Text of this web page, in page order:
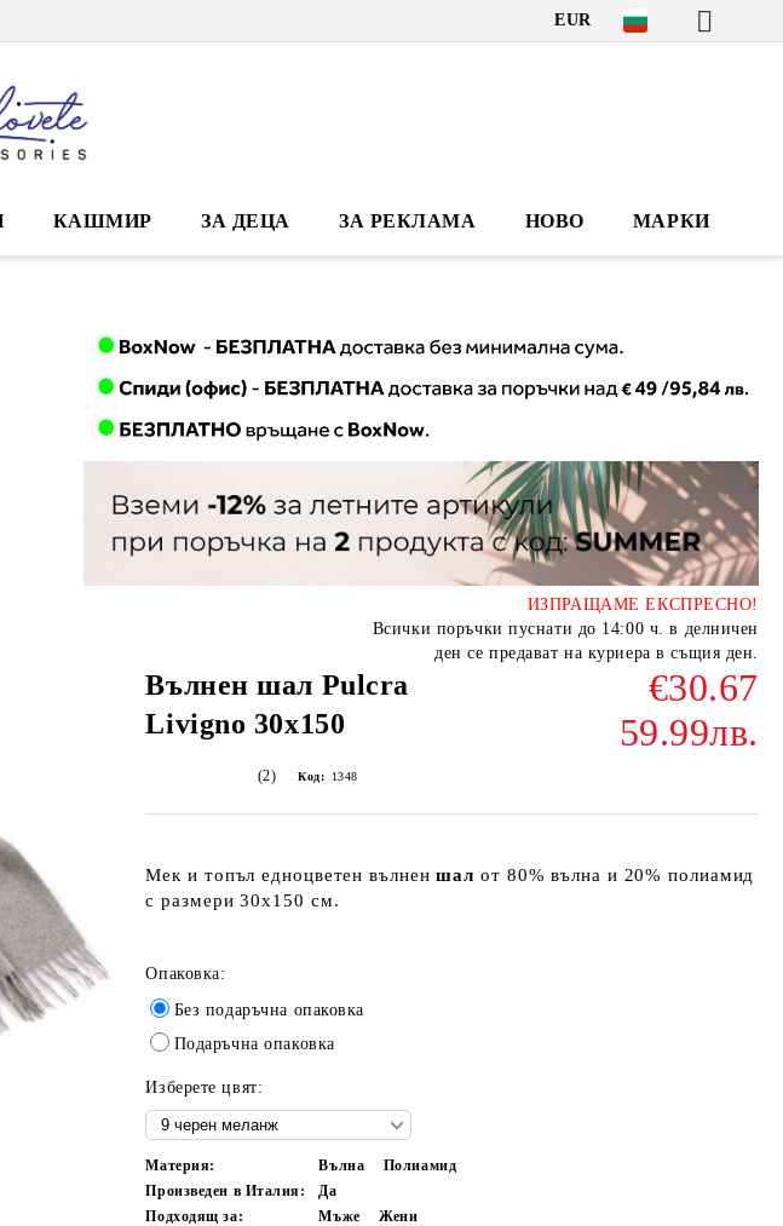
EUR
КАШМИР ЗА ДЕЦА ЗА РЕКЛАМА НОВО МАРКИ
ИЗПРАЩАМЕ ЕКСПРЕСНО!
Всички поръчки пуснати до 14:00 ч. в делничен
ден се предават на куриера в същия ден.
Вълнен шал Pulcra
Livigno 30x150
€30.67
59.99лв.
(2) Код: 1348
Мек и топъл едноцветен вълненшал от 80% вълна и 20% полиамид
с размери 30х150 см.
Опаковка:
Без подаръчна опаковка
Подаръчна опаковка
Изберете цвят:
Материя: Вълна
Полиамид
Произведен в Италия:
Да
Подходящ за:
Мъже
Жени